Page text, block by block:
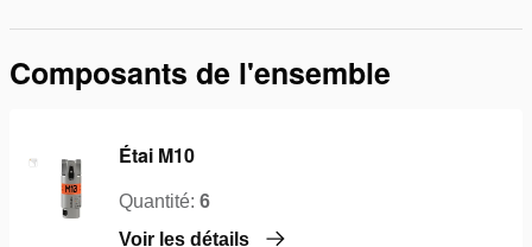
Composants de l'ensemble
Étai M10
Quantité: 6
Voir les détails